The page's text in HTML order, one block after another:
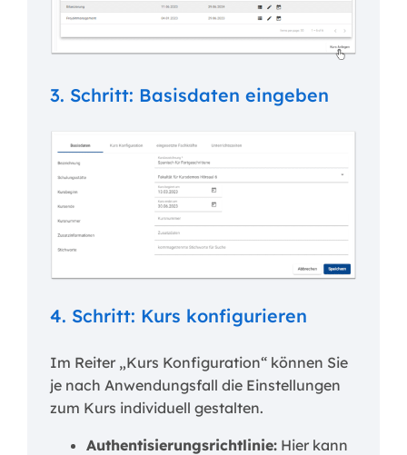
3. Schritt: Basisdaten eingeben
4. Schritt: Kurs konfigurieren
Im Reiter „Kurs Konfiguration“ können Sie
je nach Anwendungsfall die Einstellungen
zum Kurs individuell gestalten.
Authentisierungsrichtlinie: Hier kann